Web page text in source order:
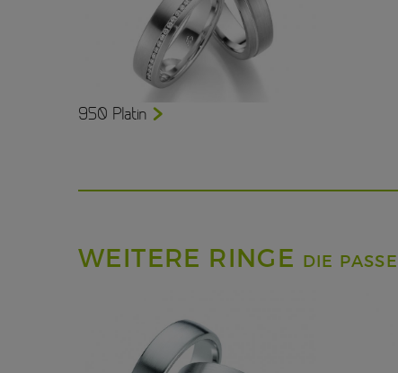
950 Platin
WEITERE RINGE DIE